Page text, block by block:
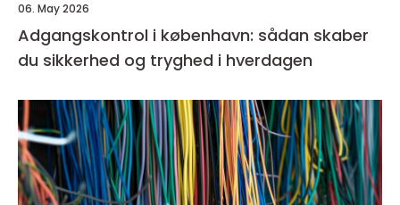
06. May 2026
Adgangskontrol i københavn: sådan skaber
du sikkerhed og tryghed i hverdagen